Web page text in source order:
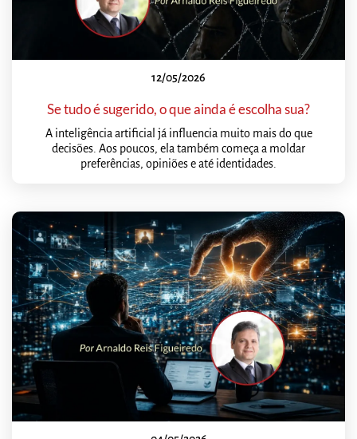
12/05/2026
Se tudo é sugerido, o que ainda é escolha sua?
A inteligência artificial já influencia muito mais do que
decisões. Aos poucos, ela também começa a moldar
preferências, opiniões e até identidades.